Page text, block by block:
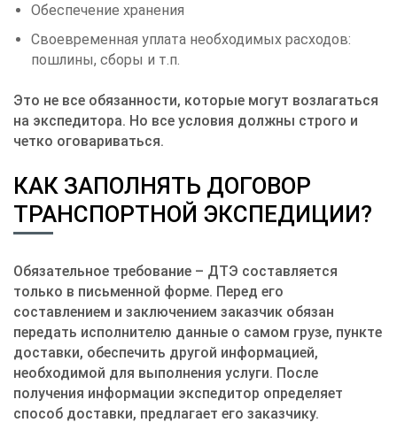
Обеспечение хранения
Своевременная уплата необходимых расходов:
пошлины, сборы и т.п.
Это не все обязанности, которые могут возлагаться
на экспедитора. Но все условия должны строго и
четко оговариваться.
КАК ЗАПОЛНЯТЬ ДОГОВОР
ТРАНСПОРТНОЙ ЭКСПЕДИЦИИ?
Обязательное требование – ДТЭ составляется
только в письменной форме. Перед его
составлением и заключением заказчик обязан
передать исполнителю данные о самом грузе, пункте
доставки, обеспечить другой информацией,
необходимой для выполнения услуги. После
получения информации экспедитор определяет
способ доставки, предлагает его заказчику.